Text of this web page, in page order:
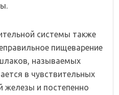
системы также
пищеварение
называемых
в чувствительных
железы и постепенно